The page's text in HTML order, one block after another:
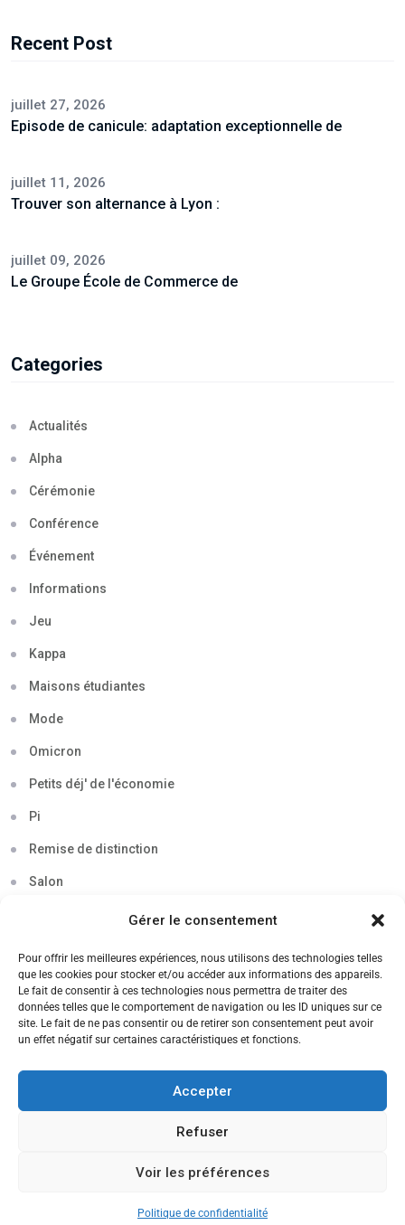
Gérer le consentement
Pour offrir les meilleures expériences, nous utilisons des technologies telles
que les cookies pour stocker et/ou accéder aux informations des appareils.
Le fait de consentir à ces technologies nous permettra de traiter des
données telles que le comportement de navigation ou les ID uniques sur ce
site. Le fait de ne pas consentir ou de retirer son consentement peut avoir
un effet négatif sur certaines caractéristiques et fonctions.
Accepter
Refuser
Voir les préférences
Politique de confidentialité
Recent Post
juillet 27, 2026
Episode de canicule: adaptation exceptionnelle de
juillet 11, 2026
Trouver son alternance à Lyon :
juillet 09, 2026
Le Groupe École de Commerce de
Categories
Actualités
Alpha
Cérémonie
Conférence
Événement
Informations
Jeu
Kappa
Maisons étudiantes
Mode
Omicron
Petits déj' de l'économie
Pi
Remise de distinction
Salon
Soirée
Sortie découverte
Tau
Voyage
CANDIDATEZ MAINTENANT